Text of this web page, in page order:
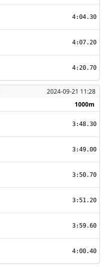
4:04.30
4:07.20
4:20.70
2024-09-21 11:28
1000m
3:48.30
3:49.00
3:50.70
3:51.20
3:59.60
4:00.40